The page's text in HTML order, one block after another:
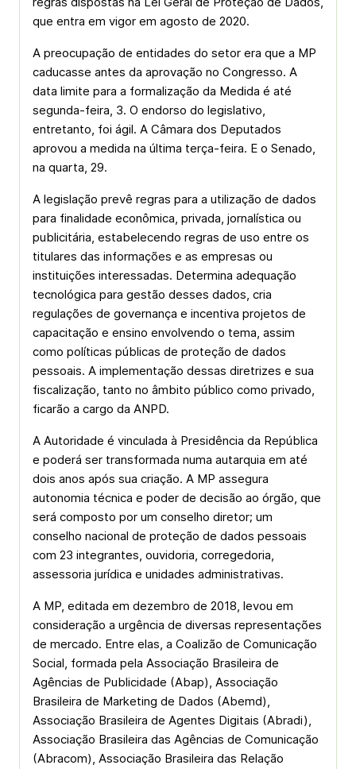
que entra em vigor em agosto de 2020.
A preocupação de entidades do setor era que a MP
caducasse antes da aprovação no Congresso. A
data limite para a formalização da Medida é até
segunda-feira, 3. O endorso do legislativo,
entretanto, foi ágil. A Câmara dos Deputados
aprovou a medida na última terça-feira. E o Senado,
na quarta, 29.
A legislação prevê regras para a utilização de dados
para finalidade econômica, privada, jornalística ou
publicitária, estabelecendo regras de uso entre os
titulares das informações e as empresas ou
instituições interessadas. Determina adequação
tecnológica para gestão desses dados, cria
regulações de governança e incentiva projetos de
capacitação e ensino envolvendo o tema, assim
como políticas públicas de proteção de dados
pessoais. A implementação dessas diretrizes e sua
fiscalização, tanto no âmbito público como privado,
ficarão a cargo da ANPD.
A Autoridade é vinculada à Presidência da República
e poderá ser transformada numa autarquia em até
dois anos após sua criação. A MP assegura
autonomia técnica e poder de decisão ao órgão, que
será composto por um conselho diretor; um
conselho nacional de proteção de dados pessoais
com 23 integrantes, ouvidoria, corregedoria,
assessoria jurídica e unidades administrativas.
A MP, editada em dezembro de 2018, levou em
consideração a urgência de diversas representações
de mercado. Entre elas, a Coalizão de Comunicação
Social, formada pela Associação Brasileira de
Agências de Publicidade (Abap), Associação
Brasileira de Marketing de Dados (Abemd),
Associação Brasileira de Agentes Digitais (Abradi),
Associação Brasileira das Agências de Comunicação
(Abracom), Associação Brasileira das Relação